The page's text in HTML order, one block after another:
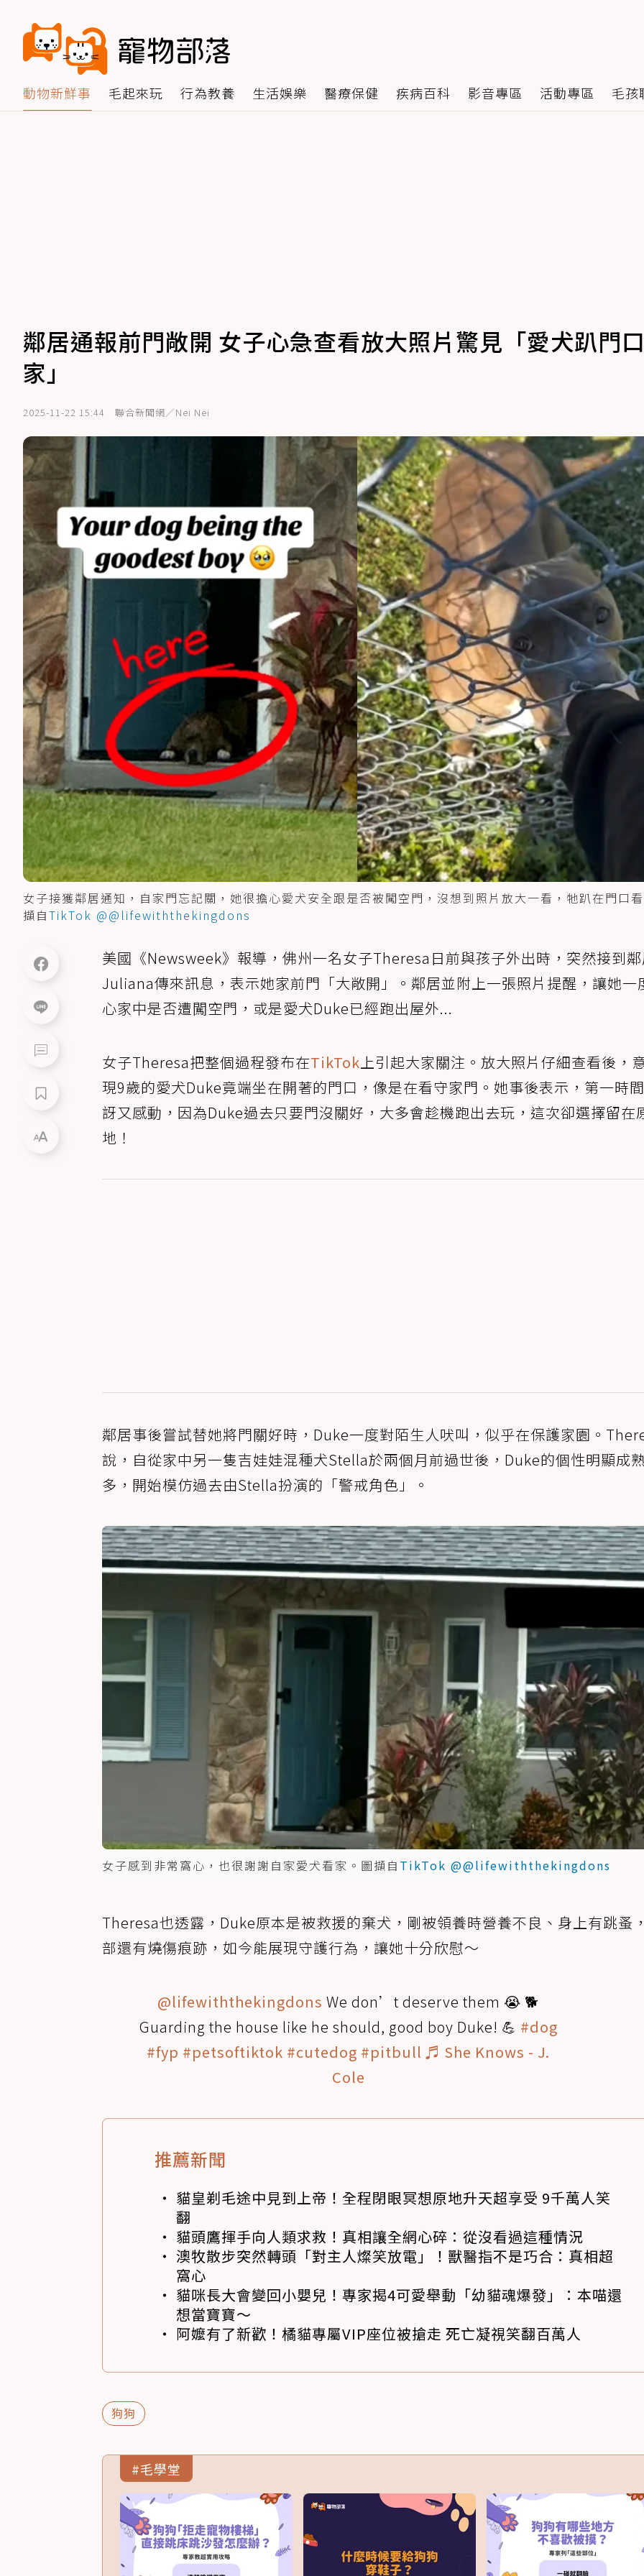
動物新鮮事 毛起來玩 行為教養 生活娛樂 醫療保健 疾病百科 影音專區 活動專區 毛孩
鄰居通報前門敞開 女子心急查看放大照片驚見「愛犬趴門
家」
2025-11-22 15:44 聯合新聞網／Nei Nei
女子接獲鄰居通知，自家門忘記關，她很擔心愛犬安全跟是否被闖空門，沒想到照片放大一看，牠趴在門口
擷自TikTok @@lifewiththekingdons
美國《Newsweek》報導，佛州一名女子Theresa日前與孩子外出時，突然接到
Juliana傳來訊息，表示她家前門「大敞開」。鄰居並附上一張照片提醒，讓她一
心家中是否遭闖空門，或是愛犬Duke已經跑出屋外...
女子Theresa把整個過程發布在TikTok上引起大家關注。放大照片仔細查看後，
現9歲的愛犬Duke竟端坐在開著的門口，像是在看守家門。她事後表示，第一時
訝又感動，因為Duke過去只要門沒關好，大多會趁機跑出去玩，這次卻選擇留在
地！
鄰居事後嘗試替她將門關好時，Duke一度對陌生人吠叫，似乎在保護家園。
說，自從家中另一隻吉娃娃混種犬Stella於兩個月前過世後，Duke的個性明顯成
多，開始模仿過去由Stella扮演的「警戒角色」。
女子感到非常窩心，也很謝謝自家愛犬看家。圖擷自 TikTok @@lifewiththekingdons
Theresa也透露，Duke原本是被救援的棄犬，剛被領養時營養不良、身上有跳蚤
部還有燒傷痕跡，如今能展現守護行為，讓她十分欣慰～
@lifewiththekingdons We don’t deserve them 😭 🐕
Guarding the house like he should, good boy Duke! 💪 #dog
#fyp #petsoftiktok #cutedog #pitbull ♬ She Knows - J.
Cole
推薦新聞
貓皇剃毛途中見到上帝！全程閉眼冥想原地升天超享受 9千萬人笑
翻
貓頭鷹揮手向人類求救！真相讓全網心碎：從沒看過這種情況
澳牧散步突然轉頭「對主人燦笑放電」！獸醫指不是巧合：真相超
窩心
貓咪長大會變回小嬰兒！專家揭4可愛舉動「幼貓魂爆發」：本喵還
想當寶寶～
阿嬤有了新歡！橘貓專屬VIP座位被搶走 死亡凝視笑翻百萬人
狗狗
#毛學堂